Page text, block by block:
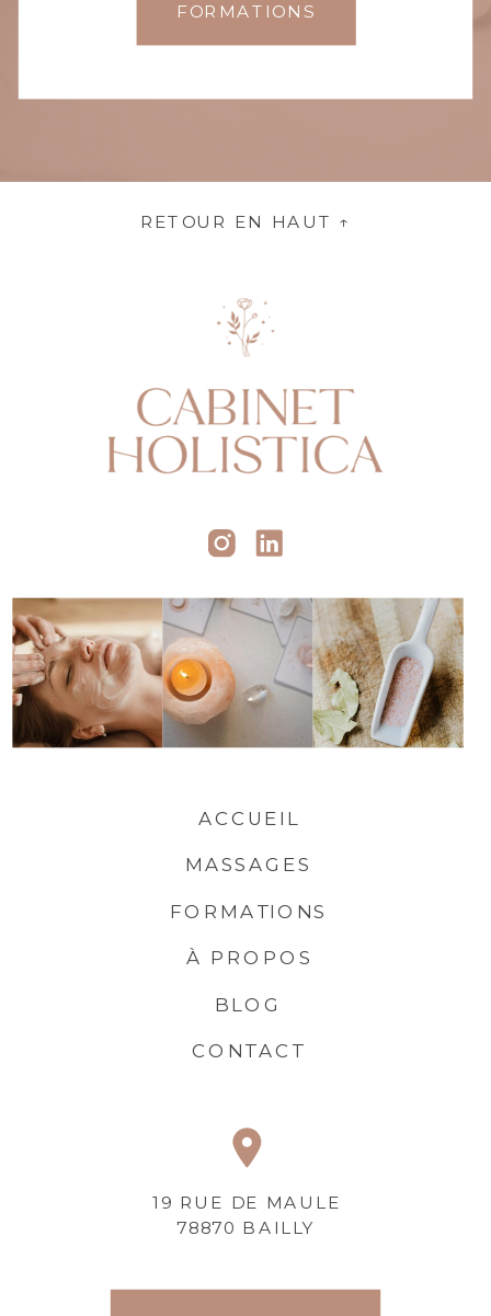
FORMATIONS
CONTACT
BLOG
MASSAGES
À PROPOS
ACCUEIL
RETOUR EN HAUT ↑
19 RUE DE MAULE
78870 BAILLY
FORMATIONS